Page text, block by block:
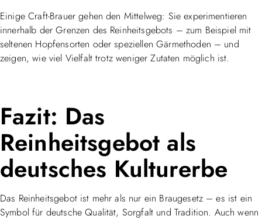
Einige Craft-Brauer gehen den Mittelweg: Sie experimentieren
innerhalb der Grenzen des Reinheitsgebots – zum Beispiel mit
seltenen Hopfensorten oder speziellen Gärmethoden – und
zeigen, wie viel Vielfalt trotz weniger Zutaten möglich ist.
Fazit: Das
Reinheitsgebot als
deutsches Kulturerbe
Das Reinheitsgebot ist mehr als nur ein Braugesetz – es ist ein
Symbol für deutsche Qualität, Sorgfalt und Tradition. Auch wenn